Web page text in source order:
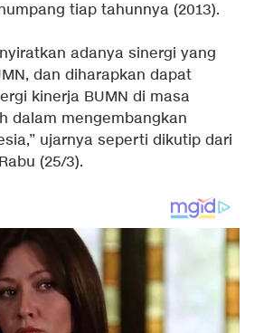
tiap tahunnya (2013).
adanya sinergi yang
dan diharapkan dapat
kinerja BUMN di masa
dalam mengembangkan
ujarnya seperti dikutip dari
(25/3).